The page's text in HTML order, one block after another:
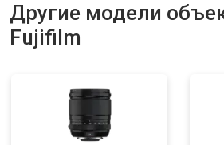
Другие модели
Fujifilm